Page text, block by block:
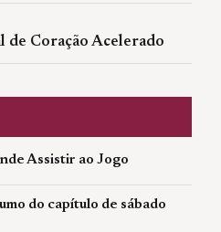
de Coração Acelerado
Assistir ao Jogo
do capítulo de sábado